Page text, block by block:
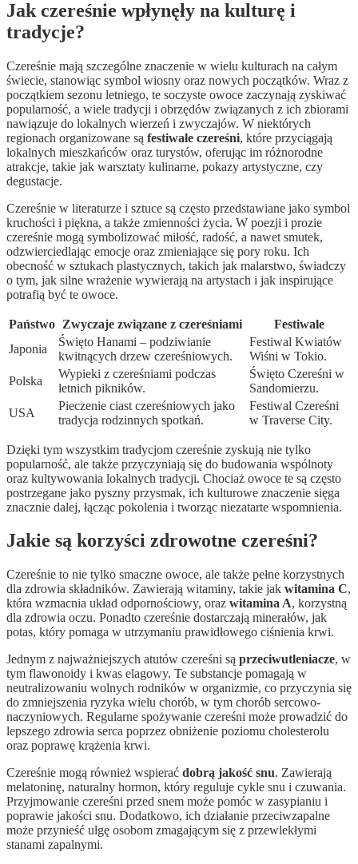
Jak czereśnie wpłynęły na kulturę i
tradycje?
Czereśnie mają szczególne znaczenie w wielu kulturach na całym
świecie, stanowiąc symbol wiosny oraz nowych początków. Wraz z
początkiem sezonu letniego, te soczyste owoce zaczynają zyskiwać
popularność, a wiele tradycji i obrzędów związanych z ich zbiorami
nawiązuje do lokalnych wierzeń i zwyczajów. W niektórych
regionach organizowane są festiwale czereśni, które przyciągają
lokalnych mieszkańców oraz turystów, oferując im różnorodne
atrakcje, takie jak warsztaty kulinarne, pokazy artystyczne, czy
degustacje.
Czereśnie w literaturze i sztuce są często przedstawiane jako symbol
kruchości i piękna, a także zmienności życia. W poezji i prozie
czereśnie mogą symbolizować miłość, radość, a nawet smutek,
odzwierciedlając emocje oraz zmieniające się pory roku. Ich
obecność w sztukach plastycznych, takich jak malarstwo, świadczy
o tym, jak silne wrażenie wywierają na artystach i jak inspirujące
potrafią być te owoce.
Państwo Zwyczaje związane z czereśniami
Festiwale
Japonia
Święto Hanami – podziwianie
kwitnących drzew czereśniowych.
Festiwal Kwiatów
Wiśni w Tokio.
Polska
Wypieki z czereśniami podczas
letnich pikników.
Święto Czereśni w
Sandomierzu.
USA
Pieczenie ciast czereśniowych jako
tradycja rodzinnych spotkań.
Festiwal Czereśni
w Traverse City.
Dzięki tym wszystkim tradycjom czereśnie zyskują nie tylko
popularność, ale także przyczyniają się do budowania wspólnoty
oraz kultywowania lokalnych tradycji. Chociaż owoce te są często
postrzegane jako pyszny przysmak, ich kulturowe znaczenie sięga
znacznie dalej, łącząc pokolenia i tworząc niezatarte wspomnienia.
Jakie są korzyści zdrowotne czereśni?
Czereśnie to nie tylko smaczne owoce, ale także pełne korzystnych
dla zdrowia składników. Zawierają witaminy, takie jak witamina C,
która wzmacnia układ odpornościowy, oraz witamina A, korzystną
dla zdrowia oczu. Ponadto czereśnie dostarczają minerałów, jak
potas, który pomaga w utrzymaniu prawidłowego ciśnienia krwi.
Jednym z najważniejszych atutów czereśni są przeciwutleniacze, w
tym flawonoidy i kwas elagowy. Te substancje pomagają w
neutralizowaniu wolnych rodników w organizmie, co przyczynia się
do zmniejszenia ryzyka wielu chorób, w tym chorób sercowo-
naczyniowych. Regularne spożywanie czereśni może prowadzić do
lepszego zdrowia serca poprzez obniżenie poziomu cholesterolu
oraz poprawę krążenia krwi.
Czereśnie mogą również wspierać dobrą jakość snu. Zawierają
melatoninę, naturalny hormon, który reguluje cykle snu i czuwania.
Przyjmowanie czereśni przed snem może pomóc w zasypianiu i
poprawie jakości snu. Dodatkowo, ich działanie przeciwzapalne
może przynieść ulgę osobom zmagającym się z przewlekłymi
stanami zapalnymi.